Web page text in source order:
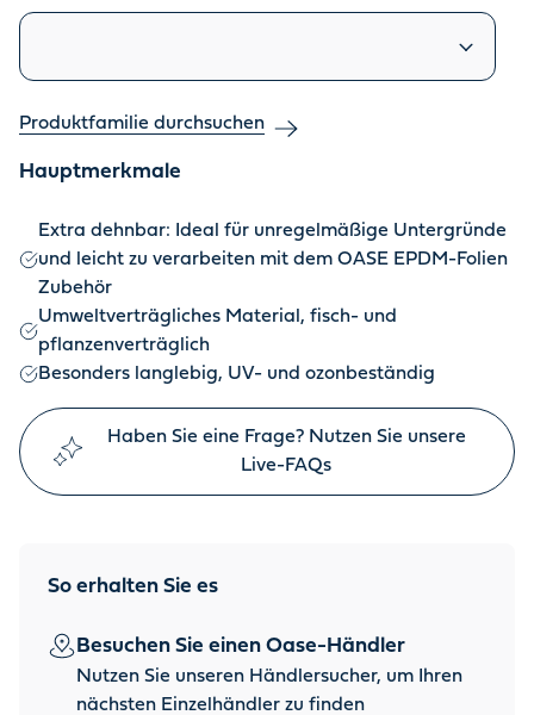
Ähnliche Produkte
Produktfamilie durchsuchen
Hauptmerkmale
Extra dehnbar: Ideal für unregelmäßige Untergründe
und leicht zu verarbeiten mit dem OASE EPDM-Folien
Zubehör
Umweltverträgliches Material, fisch- und
pflanzenverträglich
Besonders langlebig, UV- und ozonbeständig
Haben Sie eine Frage? Nutzen Sie unsere
Live-FAQs
So erhalten Sie es
Besuchen Sie einen Oase-Händler
Nutzen Sie unseren Händlersucher, um Ihren
nächsten Einzelhändler zu finden